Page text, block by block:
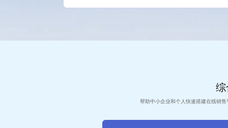
综
帮助中小企业和个人快速搭建在线销